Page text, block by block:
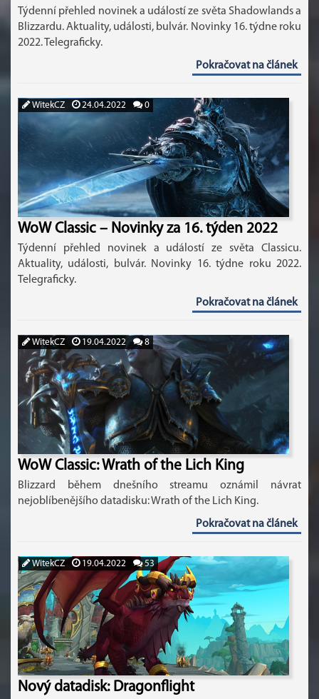
Týdenní přehled novinek a událostí ze světa Shadowlands a
Blizzardu. Aktuality, události, bulvár. Novinky 16. týdne roku
2022. Telegraficky.
Pokračovat na článek
WitekCZ 24.04.2022 0
WoW Classic – Novinky za 16. týden 2022
Týdenní přehled novinek a událostí ze světa Classicu.
Aktuality, události, bulvár. Novinky 16. týdne roku 2022.
Telegraficky.
Pokračovat na článek
WitekCZ 19.04.2022 8
WoW Classic: Wrath of the Lich King
Blizzard během dnešního streamu oznámil návrat
nejoblíbenějšího datadisku: Wrath of the Lich King.
Pokračovat na článek
WitekCZ 19.04.2022 53
Nový datadisk: Dragonflight